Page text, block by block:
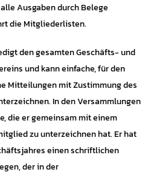
Ausgaben durch Belege
die Mitgliederlisten.
den gesamten Geschäfts- und
und kann einfache, für den
Mitteilungen mit Zustimmung des
In den Versammlungen
die er gemeinsam mit einem
zu unterzeichnen hat. Er hat
einen schriftlichen
der in der